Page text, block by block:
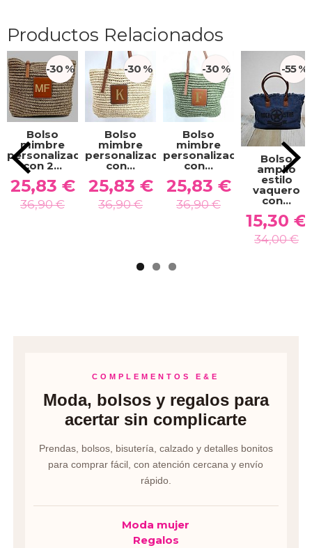
Productos Relacionados
-30 %
Bolso
mimbre
personalizado
con 2...
25,83 €
36,90 €
-30 %
Bolso
mimbre
personalizado
con...
25,83 €
36,90 €
-30 %
Bolso
mimbre
personalizado
con...
25,83 €
36,90 €
-55 %
Bolso
amplio
estilo
vaquero
con...
15,30 €
34,00 €
COMPLEMENTOS E&E
Moda, bolsos y regalos para
acertar sin complicarte
Prendas, bolsos, bisutería, calzado y detalles bonitos
para comprar fácil, con atención cercana y envío
rápido.
Moda mujer
Regalos